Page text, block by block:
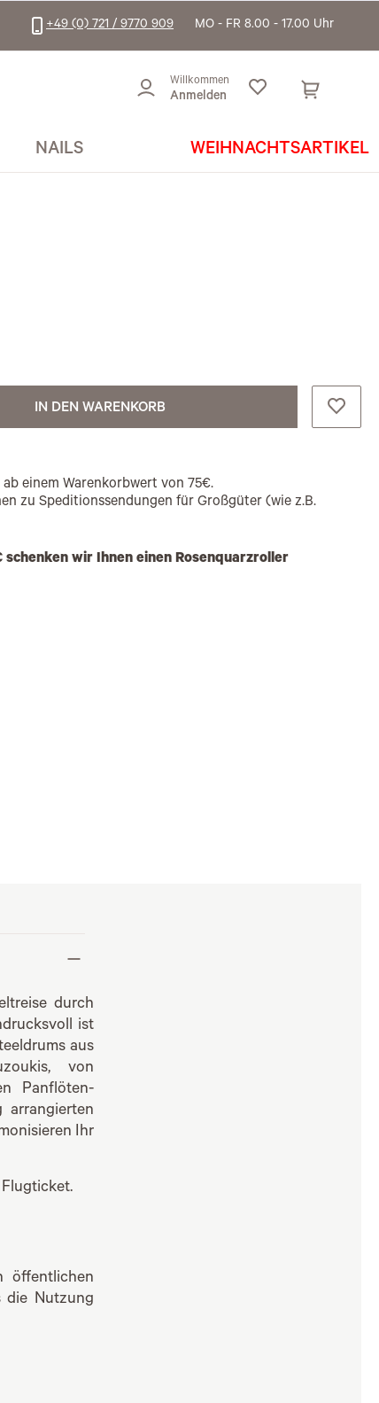
+49 (0) 721 / 9770 909 MO - FR 8.00 - 17.00 Uhr
Willkommen
Anmelden
NAILS WEIHNACHTSARTIKEL
IN DEN WARENKORB
einem Warenkorbwert von 75€.
zu Speditionssendungen für Großgüter (wie z.B.
wir Ihnen einen Rosenquarzroller
durch
ist
aus
von
Panflöten-
arrangierten
Ihr
öffentlichen
die Nutzung